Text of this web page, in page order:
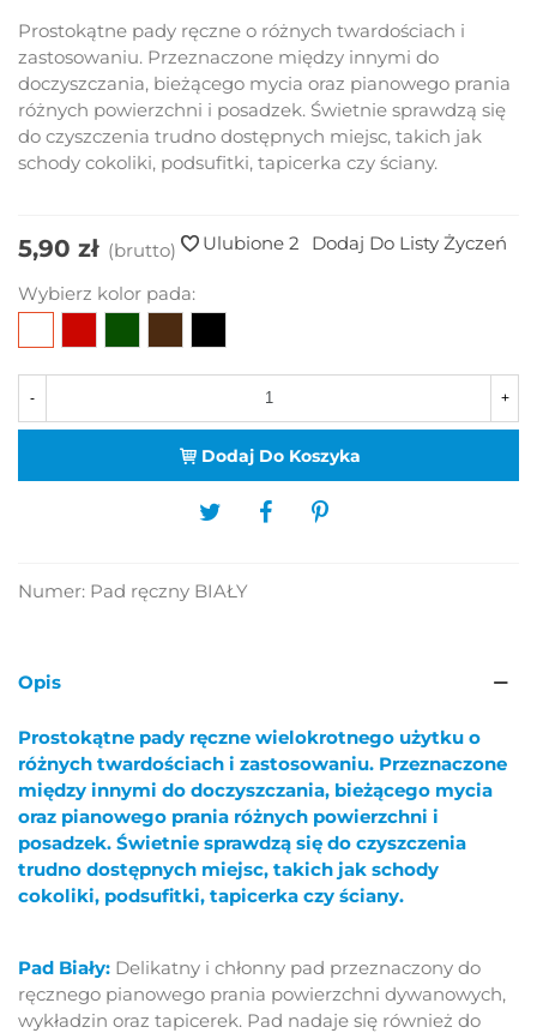
Prostokątne pady ręczne o różnych twardościach i
zastosowaniu. Przeznaczone między innymi do
doczyszczania, bieżącego mycia oraz pianowego prania
różnych powierzchni i posadzek. Świetnie sprawdzą się
do czyszczenia trudno dostępnych miejsc, takich jak
schody cokoliki, podsufitki, tapicerka czy ściany.
5,90 zł (brutto) Ulubione 2 Dodaj Do Listy Życzeń
Wybierz kolor pada:
- +
Dodaj Do Koszyka
Numer: Pad ręczny BIAŁY
Opis
Prostokątne pady ręczne wielokrotnego użytku o
różnych twardościach i zastosowaniu. Przeznaczone
między innymi do doczyszczania, bieżącego mycia
oraz pianowego prania różnych powierzchni i
posadzek. Świetnie sprawdzą się do czyszczenia
trudno dostępnych miejsc, takich jak schody
cokoliki, podsufitki, tapicerka czy ściany.
Pad Biały: Delikatny i chłonny pad przeznaczony do
ręcznego pianowego prania powierzchni dywanowych,
wykładzin oraz tapicerek. Pad nadaje się również do